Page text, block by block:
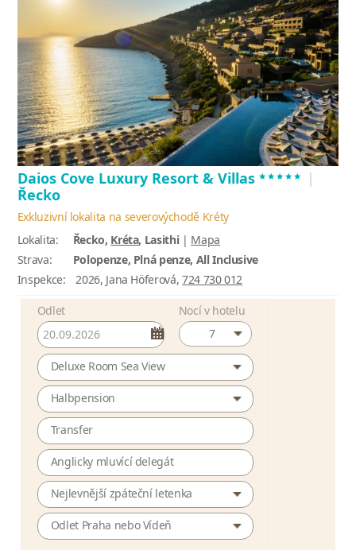
Daios Cove Luxury Resort & Villas ***** |
Řecko
Exkluzivní lokalita na severovýchodě Kréty
Lokalita:
Řecko, Kréta, Lasithi| Mapa
Strava:
Polopenze, Plná penze, All Inclusive
Inspekce:
2026, Jana Höferová, 724 730 012
Odlet
Nocí v hotelu
7
Deluxe Room Sea View
Halbpension
Transfer
Anglicky mluvící delegát
Nejlevnější zpáteční letenka
Odlet Praha nebo Vídeň